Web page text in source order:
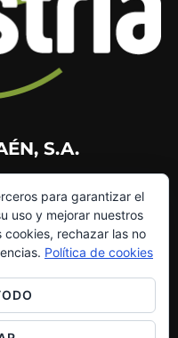
S.A.
para garantizar el
uso y mejorar nuestros
rechazar las no
Política de cookies